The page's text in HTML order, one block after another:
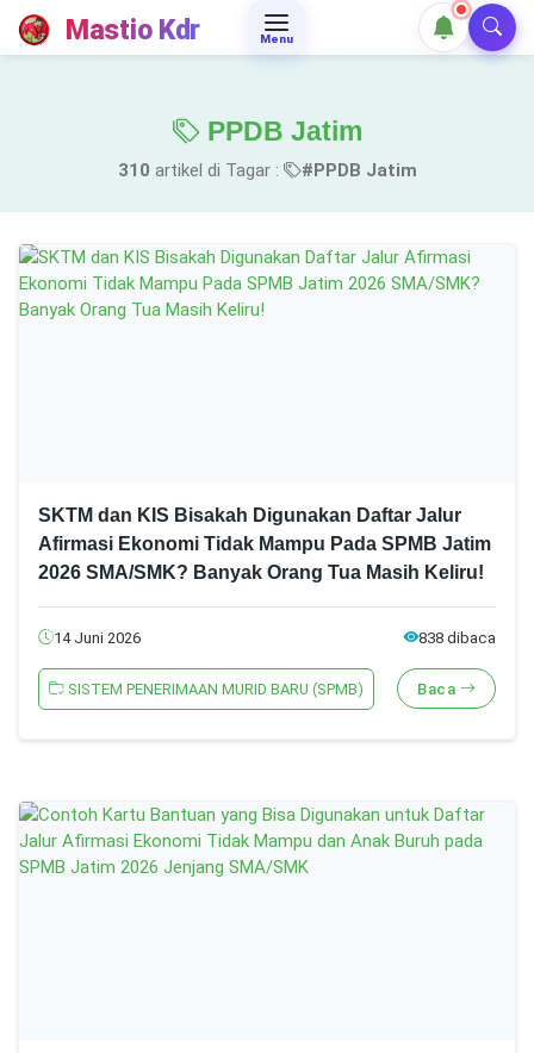
Mastio Kdr Menu
PPDB Jatim
310 artikel di Tagar : #PPDB Jatim
SKTM dan KIS Bisakah Digunakan Daftar Jalur
Afirmasi Ekonomi Tidak Mampu Pada SPMB Jatim
2026 SMA/SMK? Banyak Orang Tua Masih Keliru!
14 Juni 2026 838 dibaca
SISTEM PENERIMAAN MURID BARU (SPMB) Baca